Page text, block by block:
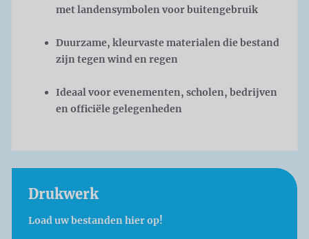
met landensymbolen voor buitengebruik
Duurzame, kleurvaste materialen die bestand
zijn tegen wind en regen
Ideaal voor evenementen, scholen, bedrijven
en officiële gelegenheden
Drukwerk
Load uw bestanden hier op!